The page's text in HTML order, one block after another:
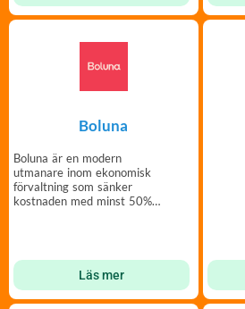
Boluna
Boluna är en modern
utmanare inom ekonomisk
förvaltning som sänker
kostnaden med minst 50%
Läs mer